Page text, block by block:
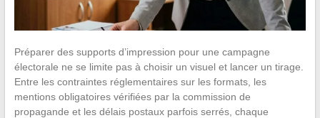
Préparer des supports d’impression pour une campagne
électorale ne se limite pas à choisir un visuel et lancer un tirage.
Entre les contraintes réglementaires sur les formats, les
mentions obligatoires vérifiées par la commission de
propagande et les délais postaux parfois serrés, chaque